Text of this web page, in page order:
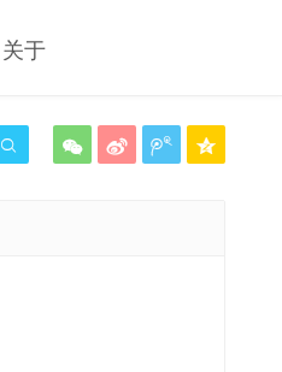
关于
   
